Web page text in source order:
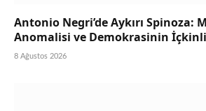
Antonio Negri’de Aykırı Spinoza:
Anomalisi ve Demokrasinin
8 Ağustos 2026